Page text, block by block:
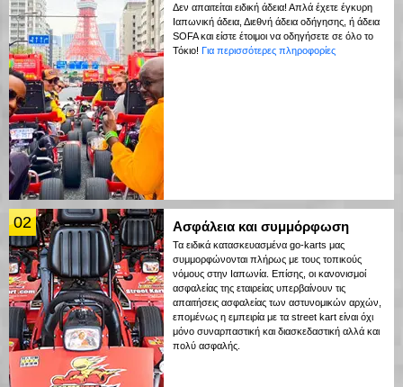
Δεν απαιτείται ειδική άδεια! Απλά έχετε έγκυρη
Ιαπωνική άδεια, Διεθνή άδεια οδήγησης, ή άδεια
SOFA και είστε έτοιμοι να οδηγήσετε σε όλο το
Τόκιο! Για περισσότερες πληροφορίες
02 Ασφάλεια και συμμόρφωση
Τα ειδικά κατασκευασμένα go-karts μας
συμμορφώνονται πλήρως με τους τοπικούς
νόμους στην Ιαπωνία. Επίσης, οι κανονισμοί
ασφαλείας της εταιρείας υπερβαίνουν τις
απαιτήσεις ασφαλείας των αστυνομικών αρχών,
επομένως η εμπειρία με τα street kart είναι όχι
μόνο συναρπαστική και διασκεδαστική αλλά και
πολύ ασφαλής.